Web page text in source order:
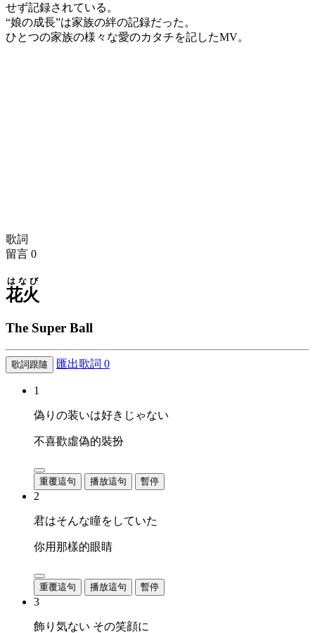
せず記録されている。
“娘の成長”は家族の絆の記録だった。
ひとつの家族の様々な愛のカタチを記したMV。
歌詞
留言 0
花火
はなび
The Super Ball
歌詞跟隨 匯出歌詞 0
1
偽りの装いは好きじゃない
不喜歡虛偽的裝扮
重覆這句 播放這句 暫停
2
君はそんな瞳をしていた
你用那樣的眼睛
重覆這句 播放這句 暫停
3
飾り気ない その笑顔に